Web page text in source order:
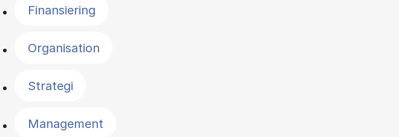
Finansiering
Organisation
Strategi
Management